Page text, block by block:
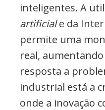
inteligentes. A
artificiale da
permite uma
real, aumentando
resposta a
industrial está a
onde a inovação